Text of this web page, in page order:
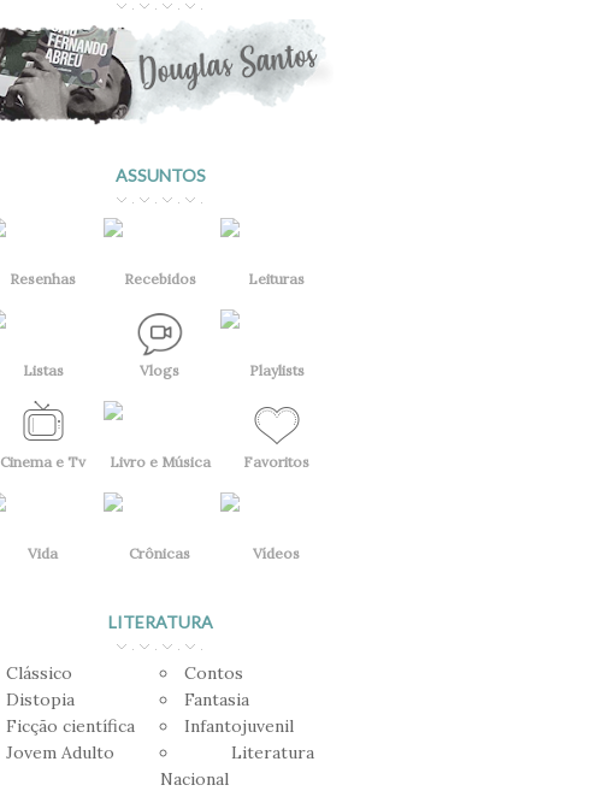
ASSUNTOS
Resenhas Recebidos Leituras
Listas Vlogs Playlists
Cinema e Tv Livro e Música Favoritos
Vida Crônicas Vídeos
LITERATURA
Clássico
Contos
Distopia
Fantasia
Ficção científica
Infantojuvenil
Jovem Adulto
Literatura
Nacional